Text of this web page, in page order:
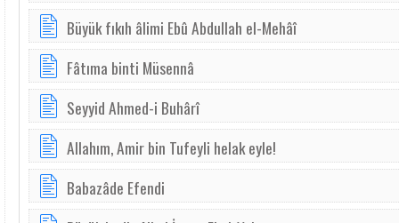
Büyük fıkıh âlimi Ebû Abdullah el-Mehâî
Fâtıma binti Müsennâ
Seyyid Ahmed-i Buhârî
Al­lahım, A­mir bin ­Tu­feyli he­lak ey­le!
Babazâde Efendi